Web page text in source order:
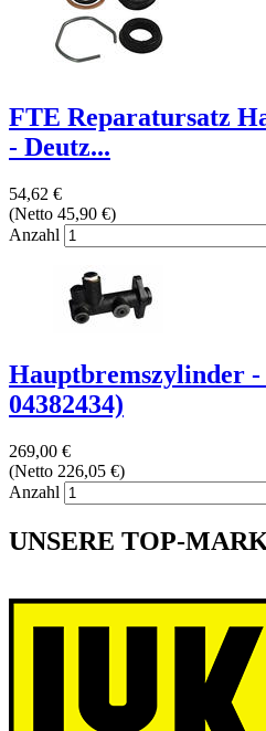
FTE Reparatursatz
- Deutz...
54,62 €
(Netto 45,90 €)
Anzahl
Hauptbremszylinder -
04382434)
269,00 €
(Netto 226,05 €)
Anzahl
UNSERE TOP-